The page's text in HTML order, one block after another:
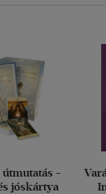
-
jóskártya